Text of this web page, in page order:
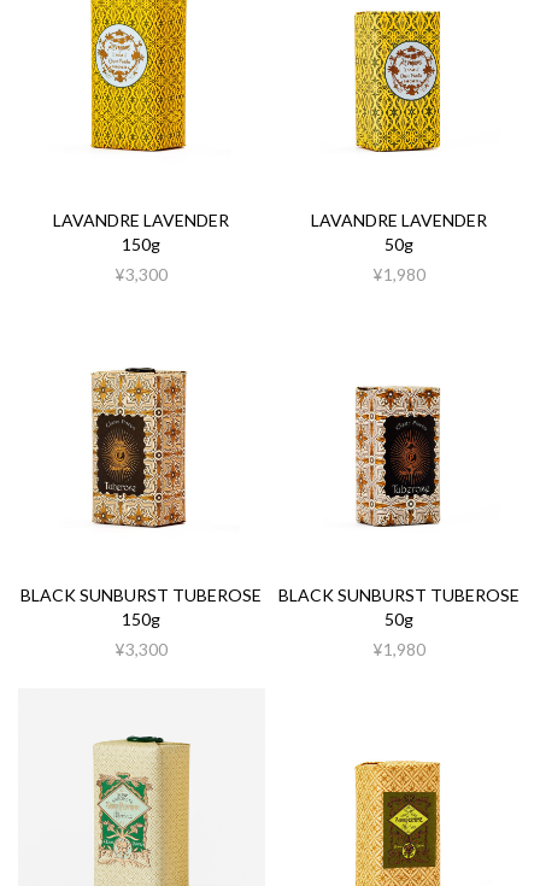
LAVANDRE LAVENDER
150g
¥3,300
LAVANDRE LAVENDER
50g
¥1,980
BLACK SUNBURST TUBEROSE
150g
¥3,300
BLACK SUNBURST TUBEROSE
50g
¥1,980